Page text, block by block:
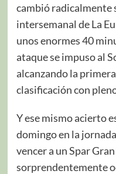
cambió radicalmente
intersemanal de La
unos enormes 40
ataque se impuso al
alcanzando la
clasificación con
Y ese mismo acierto
domingo en la
vencer a un Spar
sorprendentemente